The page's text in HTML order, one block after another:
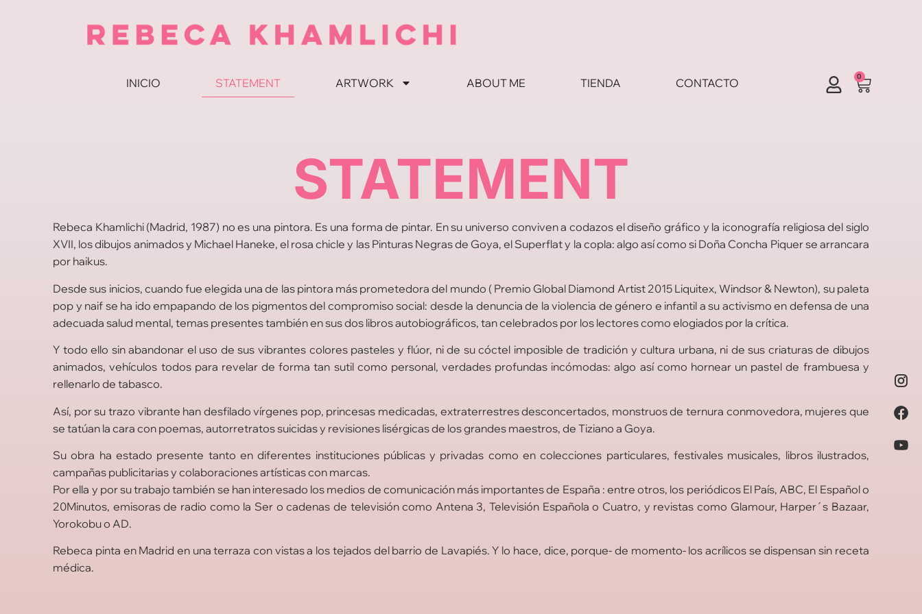
INICIO STATEMENT ARTWORK ABOUT ME TIENDA CONTACTO 0
STATEMENT
Rebeca Khamlichi (Madrid, 1987) no es una pintora. Es una forma de pintar. En su universo conviven a codazos el diseño gráfico y la iconografía religiosa del siglo
XVII, los dibujos animados y Michael Haneke, el rosa chicle y las Pinturas Negras de Goya, el Superflat y la copla: algo así como si Doña Concha Piquer se arrancara
por haikus.
Desde sus inicios, cuando fue elegida una de las pintora más prometedora del mundo ( Premio Global Diamond Artist 2015 Liquitex, Windsor & Newton), su paleta
pop y naif se ha ido empapando de los pigmentos del compromiso social: desde la denuncia de la violencia de género e infantil a su activismo en defensa de una
adecuada salud mental, temas presentes también en sus dos libros autobiográficos, tan celebrados por los lectores como elogiados por la crítica.
Y todo ello sin abandonar el uso de sus vibrantes colores pasteles y flúor, ni de su cóctel imposible de tradición y cultura urbana, ni de sus criaturas de dibujos
animados, vehículos todos para revelar de forma tan sutil como personal, verdades profundas incómodas: algo así como hornear un pastel de frambuesa y
rellenarlo de tabasco.
Así, por su trazo vibrante han desfilado vírgenes pop, princesas medicadas, extraterrestres desconcertados, monstruos de ternura conmovedora, mujeres que
se tatúan la cara con poemas, autorretratos suicidas y revisiones lisérgicas de los grandes maestros, de Tiziano a Goya.
Su obra ha estado presente tanto en diferentes instituciones públicas y privadas como en colecciones particulares, festivales musicales, libros ilustrados,
campañas publicitarias y colaboraciones artísticas con marcas.
Por ella y por su trabajo también se han interesado los medios de comunicación más importantes de España : entre otros, los periódicos El País, ABC, El Español o
20Minutos, emisoras de radio como la Ser o cadenas de televisión como Antena 3, Televisión Española o Cuatro, y revistas como Glamour, Harper´s Bazaar,
Yorokobu o AD.
Rebeca pinta en Madrid en una terraza con vistas a los tejados del barrio de Lavapiés. Y lo hace, dice, porque- de momento- los acrílicos se dispensan sin receta
médica.